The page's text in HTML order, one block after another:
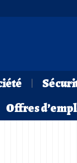
Offres